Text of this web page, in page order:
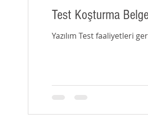
Test Koşturma